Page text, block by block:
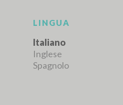
LINGUA